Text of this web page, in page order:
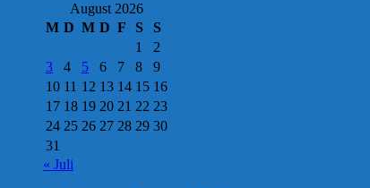
Ausbaustopp,
durchsichtiges
Manöver
für
mehr
Onshore-
Anlagen
August 2026
M D M D F S
S
1
2
3
4 5 6 7 8
9
10 11 12 13 14 15 16
17 18 19 20 21 22 23
24 25 26 27 28 29 30
31
« Juli